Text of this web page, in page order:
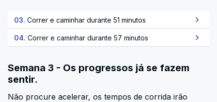
03. Correr e caminhar durante 51 minutos
04. Correr e caminhar durante 57 minutos
Semana 3 - Os progressos já se fazem
sentir.
Não procure acelerar, os tempos de corrida irão